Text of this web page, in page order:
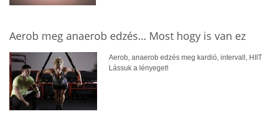
Aerob meg anaerob edzés… Most hogy is van ez
Aerob, anaerob edzés meg kardió, intervall,
Lássuk a lényeget!